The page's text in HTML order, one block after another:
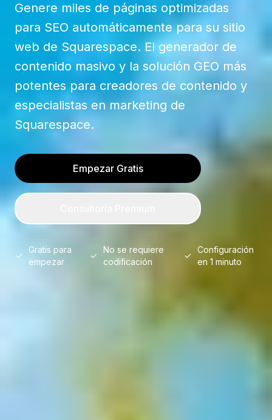
Genere miles de páginas optimizadas
para SEO automáticamente para su sitio
web de Squarespace. El generador de
contenido masivo y la solución GEO más
potentes para creadores de contenido y
especialistas en marketing de
Squarespace.
Empezar Gratis
Gratis para
empezar
No se requiere
codificación
Configuración
en 1 minuto